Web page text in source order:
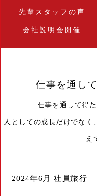
先輩スタッフの声
会社説明会開催
仕事を通し
仕事を通して得
人としての成長だけでなく
え
2024年6月 社員旅行